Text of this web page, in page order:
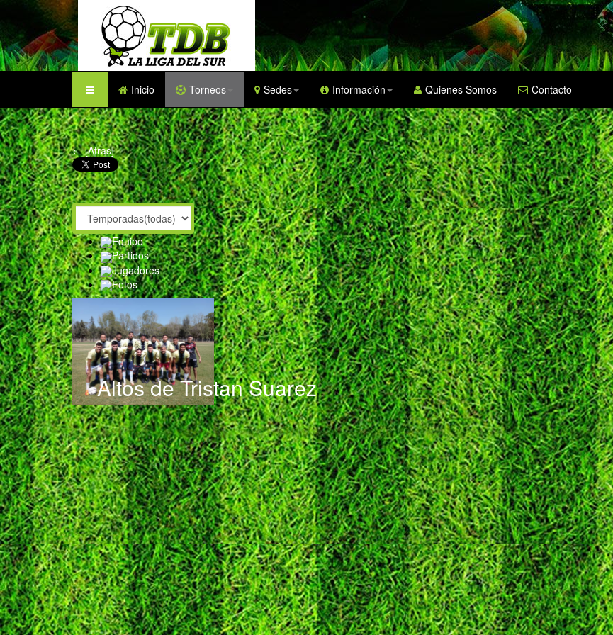
Inicio Torneos Sedes Información Quienes Somos Contacto
← [Atras]
Altos de Tristan Suarez
Equipo
Partidos
Jugadores
Fotos